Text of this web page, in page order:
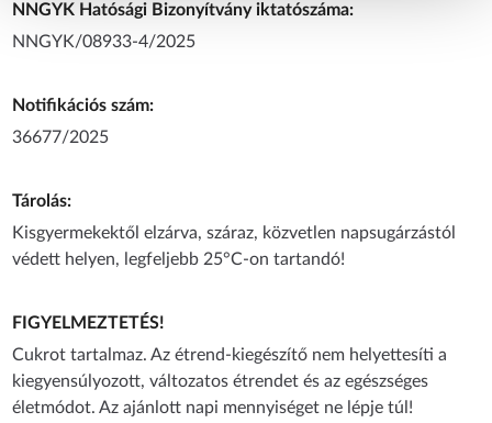
NNGYK Hatósági Bizonyítvány iktatószáma:
NNGYK/08933-4/2025
Notifikációs szám:
36677/2025
Tárolás:
Kisgyermekektől elzárva, száraz, közvetlen napsugárzástól
védett helyen, legfeljebb 25°C-on tartandó!
FIGYELMEZTETÉS!
Cukrot tartalmaz. Az étrend-kiegészítő nem helyettesíti a
kiegyensúlyozott, változatos étrendet és az egészséges
életmódot. Az ajánlott napi mennyiséget ne lépje túl!